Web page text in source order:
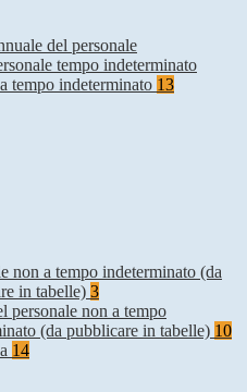
del personale
tempo indeterminato
tempo indeterminato 13
non a tempo indeterminato (da
in tabelle) 3
personale non a tempo
(da pubblicare in tabelle) 10
14